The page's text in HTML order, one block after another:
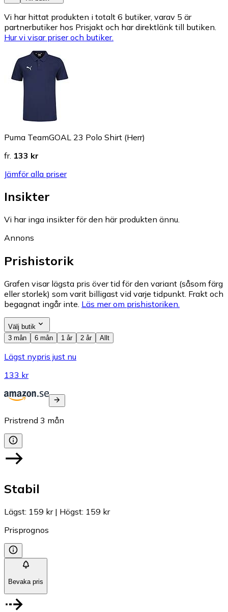
Vi har hittat produkten i totalt 6 butiker, varav 5 är
partnerbutiker hos Prisjakt och har direktlänk till butiken.
Hur vi visar priser och butiker.
Puma TeamGOAL 23 Polo Shirt (Herr)
fr. 133 kr
Jämför alla priser
Insikter
Vi har inga insikter för den här produkten ännu.
Annons
Prishistorik
Grafen visar lägsta pris över tid för den variant (såsom färg
eller storlek) som varit billigast vid varje tidpunkt. Frakt och
begagnat ingår inte. Läs mer om prishistoriken.
Välj butik
3 mån
6 mån 1 år 2 år Allt
Lägst nypris just nu
133 kr
Pristrend 3 mån
Stabil
Lägst: 159 kr| Högst: 159 kr
Prisprognos
Bevaka pris